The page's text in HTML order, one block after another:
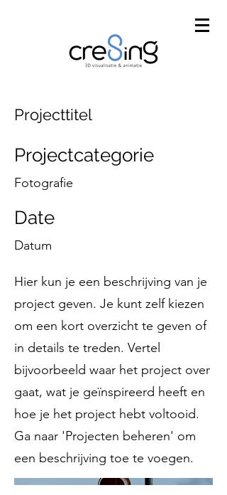
Projecttitel
Projectcategorie
Fotografie
Date
Datum
Hier kun je een beschrijving van je
project geven. Je kunt zelf kiezen
om een kort overzicht te geven of
in details te treden. Vertel
bijvoorbeeld waar het project over
gaat, wat je geïnspireerd heeft en
hoe je het project hebt voltooid.
Ga naar 'Projecten beheren' om
een beschrijving toe te voegen.